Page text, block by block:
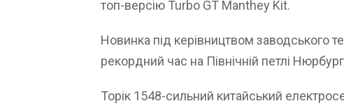
топ-версію Turbo GT Manthey Kit.
Новинка під керівництвом заводського
рекордний час на Північній петлі
Торік 1548-сильний китайський